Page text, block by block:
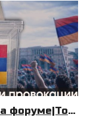
ПМЭФ по полочкам: главное на форуме|Топливный Крым| Армения: выборы и провокации|08.06.26|УДНБ